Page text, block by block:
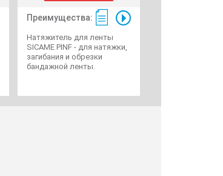
Преимущества:
Натяжитель для ленты
SICAME PINF - для натяжки,
загибания и обрезки
бандажной ленты.